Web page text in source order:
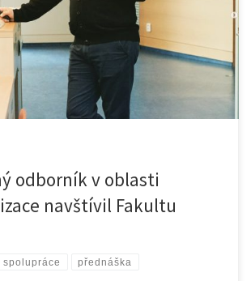
zavítal významný host – Prof. Dr. […]
odborník v oblasti
navštívil Fakultu
přednáška